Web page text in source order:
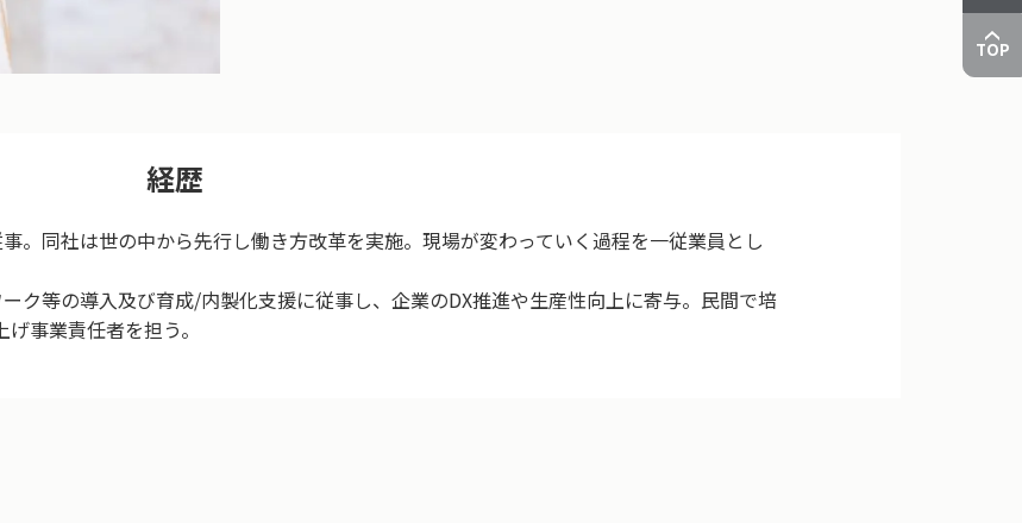
経歴
。同社は世の中から先行し働き方改革を実施。現場が変わっていく過程を一従業員とし
ク等の導入及び育成/内製化支援に従事し、企業のDX推進や生産性向上に寄与。民間で培
事業責任者を担う。
TOP